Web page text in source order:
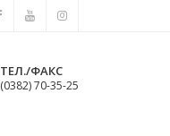
ТЕЛ./ФАКС
(0382) 70-35-25